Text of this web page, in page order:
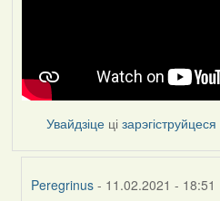
Увайдзіце цізарэгіструйцеся
Peregrinus - 11.02.2021 - 18:51